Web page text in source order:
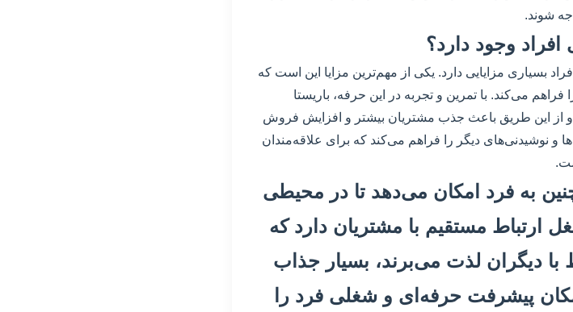
شوند.
بسیاری مزایایی دارد. یکی از مهم‌ترین مزایا این است که
فراهم می‌کند. با تمرین و تجربه در این حرفه، باریستا
و از این طریق باعث جذب مشتریان بیشتر و افزایش فروش
و نوشیدنی‌های دیگر را فراهم می‌کند که برای علاقه‌مندان
به فرد امکان می‌دهد تا در محیطی
ارتباط مستقیم با مشتریان دارد که
با دیگران لذت می‌برند، بسیار جذاب
پیشرفت حرفه‌ای و شغلی فرد را